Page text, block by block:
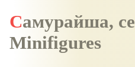
Самурайша, серия 13 Lego
Minifigures